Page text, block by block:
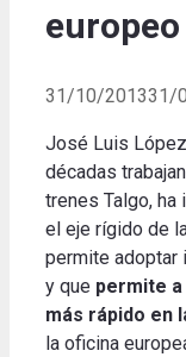
31/10/201331/
José Luis
décadas
trenes Talgo,
el eje rígido de
permite adoptar
y que permite
más rápido en
la oficina